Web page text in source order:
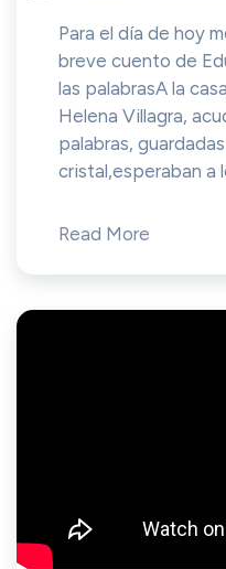
Para el día de hoy
breve cuento de
las palabrasA la
Helena Villagra,
palabras,
cristal,esperaban a
Read More